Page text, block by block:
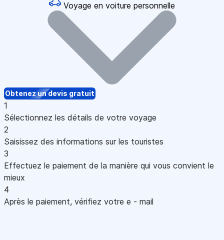
Voyage en voiture personnelle
Obtenez un devis gratuit
1
Sélectionnez les détails de votre voyage
2
Saisissez des informations sur les touristes
3
Effectuez le paiement de la manière qui vous convient le
mieux
4
Après le paiement, vérifiez votre e - mail